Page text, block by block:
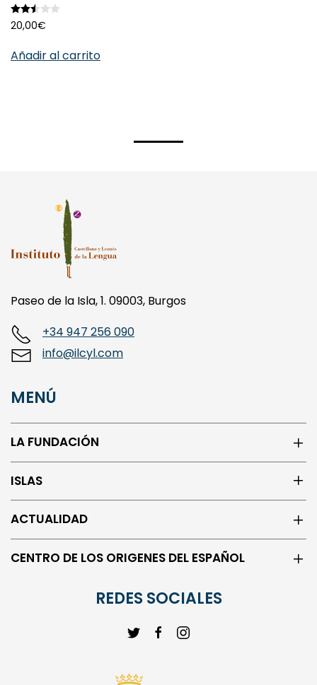
20,00€
Añadir al carrito
Paseo de la Isla, 1. 09003, Burgos
+34 947 256 090
info@ilcyl.com
MENÚ
LA FUNDACIÓN
ISLAS
ACTUALIDAD
CENTRO DE LOS ORIGENES DEL ESPAÑOL
REDES SOCIALES